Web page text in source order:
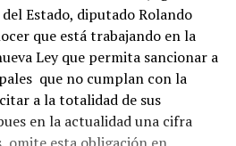
Estado, diputado Rolando
que está trabajando en la
Ley que permita sancionar a
que no cumplan con la
a la totalidad de sus
en la actualidad una cifra